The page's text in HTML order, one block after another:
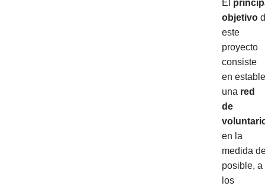
El
objetivo
este
proyecto
consiste
en
una red
de
en la
medida
posible, a
los